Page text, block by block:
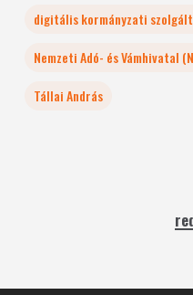
digitális kormányzati
Nemzeti Adó- és Vámhivatal
Tállai András